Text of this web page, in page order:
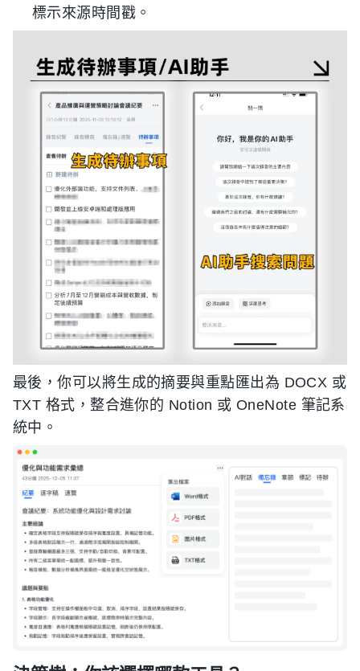
標示來源時間戳。
最後，你可以將生成的摘要與重點匯出為 DOCX 或
TXT 格式，整合進你的 Notion 或 OneNote 筆記系
統中。